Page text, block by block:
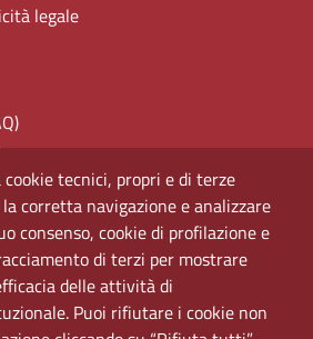
tecnici, propri e di terze
corretta navigazione e analizzare
consenso, cookie di profilazione e
di terzi per mostrare
delle attività di
Puoi rifiutare i cookie non
legale